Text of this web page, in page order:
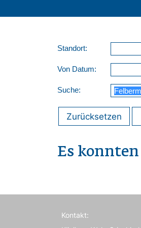
Standort:
Von Datum:
Suche:
Zurücksetzen
Es
Kontakt: